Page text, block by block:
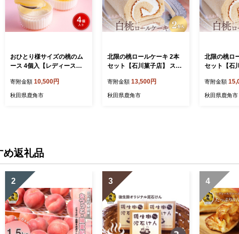
おひとり様サイズの桃のム
ース 4個入【レディースフ
レンタインデー ホワイトデ
ー 家庭用 完熟 国産 桃 お中
寄附金額 10,500円
秋田県鹿角市
北限の桃ロールケーキ 2本
セット【石川菓子店】 スイ
ー ホワイトデー 完熟 国産
桃 お中元 お歳暮 母の日 父
寄附金額 13,500円
秋田県鹿角市
北限の桃ロ
セット【石
ー ホワイト
桃 お中元 お
寄附金額
秋田県鹿角市
め返礼品
2 3 4